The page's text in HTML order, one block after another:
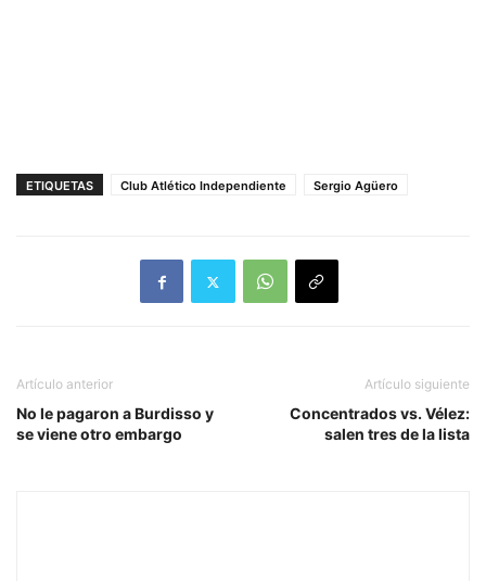
ETIQUETAS Club Atlético Independiente Sergio Agüero
Artículo anterior
No le pagaron a Burdisso y
se viene otro embargo
Artículo siguiente
Concentrados vs. Vélez:
salen tres de la lista